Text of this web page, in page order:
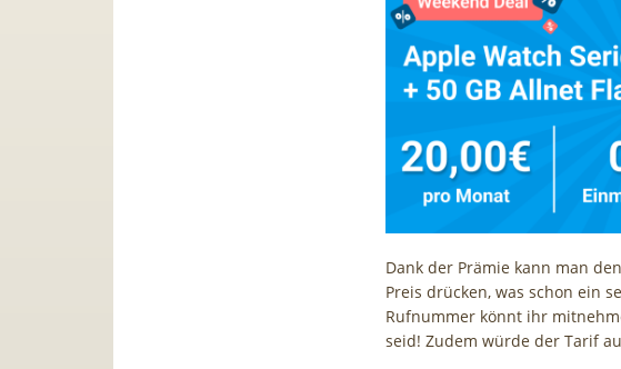
Dank der Prämie kann man
Preis drücken, was schon ein
Rufnummer könnt ihr
seid! Zudem würde der Tarif